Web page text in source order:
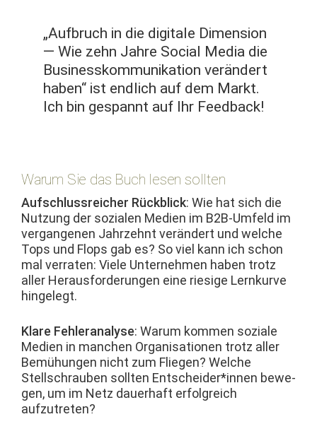
„Auf­bruch in die dig­i­tale Dimen­sion
— Wie zehn Jahre Social Media die
Busi­nesskom­mu­nika­tion verän­dert
haben“ ist endlich auf dem Markt.
Ich bin ges­pan­nt auf Ihr Feedback!
Warum Sie das Buch lesen sollten
Auf­schlussre­ich­er Rück­blick: Wie hat sich die
Nutzung der sozialen Medi­en im B2B-Umfeld im
ver­gan­genen Jahrzehnt verän­dert und welche
Tops und Flops gab es? So viel kann ich schon
mal ver­rat­en: Viele Unternehmen haben trotz
aller Her­aus­forderun­gen eine riesige Lernkurve
hingelegt.
Klare Fehler­analyse: Warum kom­men soziale
Medi­en in manchen Organ­i­sa­tio­nen trotz aller
Bemühun­gen nicht zum Fliegen? Welche
Stellschrauben soll­ten Entscheider*innen bewe­
gen, um im Netz dauer­haft erfol­gre­ich
aufzutreten?